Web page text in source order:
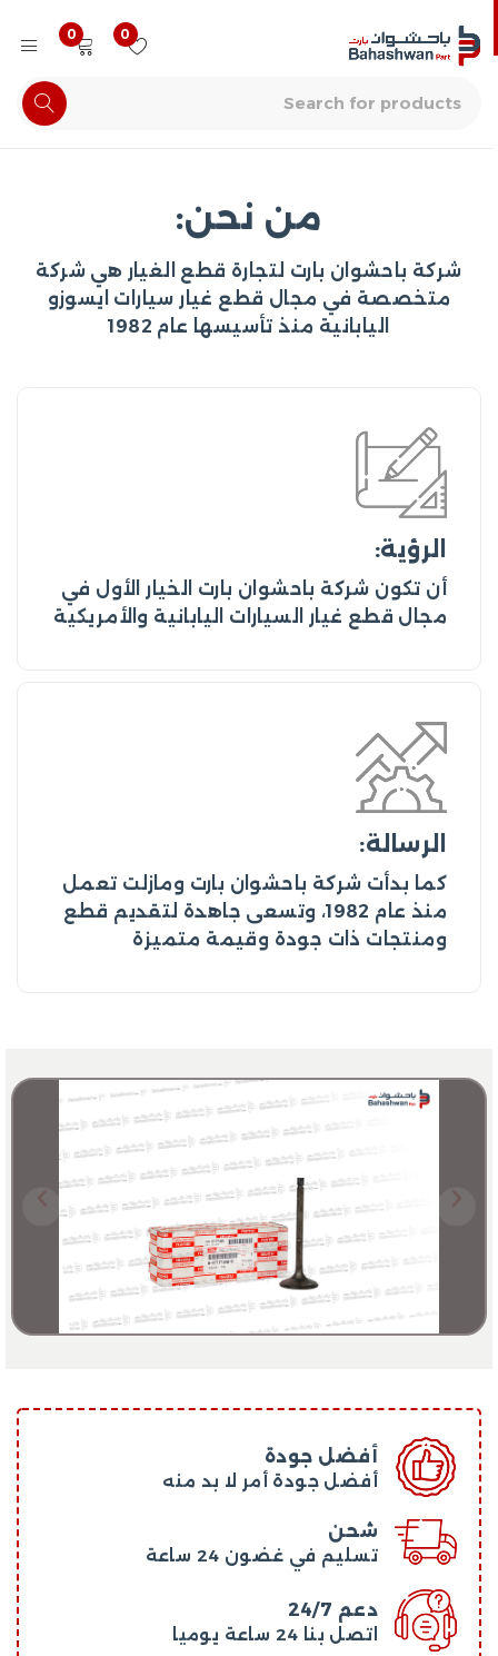
0
0
من نحن:
شركة باحشوان بارت لتجارة قطع الغيار هي شركة
متخصصة في مجال قطع غيار سيارات ايسوزو
اليابانية منذ تأسيسها عام 1982
الرؤية:
أن تكون شركة باحشوان بارت الخيار الأول في
مجال قطع غيار السيارات اليابانية والأمريكية
الرسالة:
كما بدأت شركة باحشوان بارت ومازلت تعمل
منذ عام 1982، وتسعى جاهدة لتقديم قطع
ومنتجات ذات جودة وقيمة متميزة
أفضل جودة
أفضل جودة أمر لا بد منه
شحن
تسليم في غضون 24 ساعة
دعم 24/7
اتصل بنا 24 ساعة يوميا